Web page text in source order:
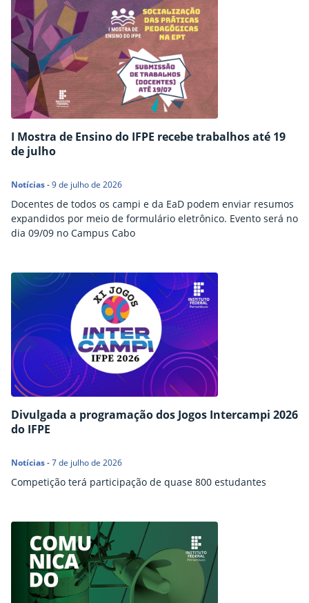
I Mostra de Ensino do IFPE recebe trabalhos até 19
de julho
Notícias-9 de julho de 2026
Docentes de todos os campi e da EaD podem enviar resumos
expandidos por meio de formulário eletrônico. Evento será no
dia 09/09 no Campus Cabo
Divulgada a programação dos Jogos Intercampi 2026
do IFPE
Notícias-7 de julho de 2026
Competição terá participação de quase 800 estudantes